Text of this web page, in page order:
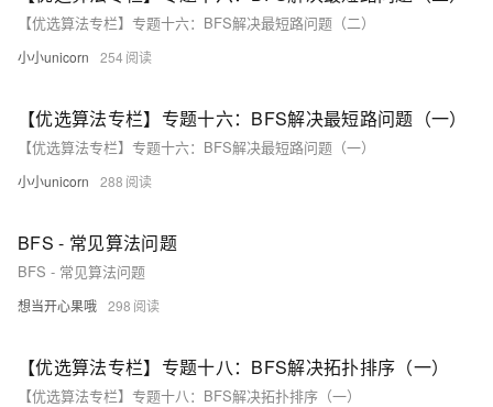
【优选算法专栏】专题十六：BFS解决最短路问题（二）
小小unicorn 254
【优选算法专栏】专题十六：BFS解决最短路问题（一）
【优选算法专栏】专题十六：BFS解决最短路问题（一）
小小unicorn 288
BFS - 常见算法问题
BFS - 常见算法问题
想当开心果哦 298
【优选算法专栏】专题十八：BFS解决拓扑排序（一）
【优选算法专栏】专题十八：BFS解决拓扑排序（一）